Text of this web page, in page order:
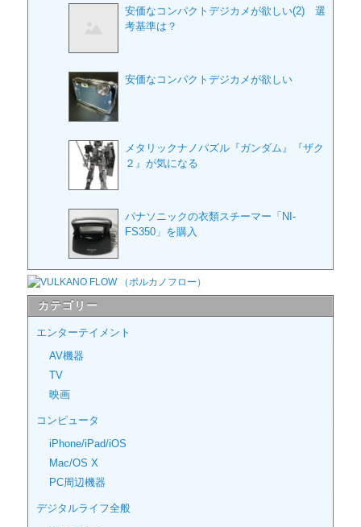
安価なコンパクトデジカメが欲しい(2) 選
考基準は？
安価なコンパクトデジカメが欲しい
メタリックナノパズル『ガンダム』『ザク
２』が気になる
パナソニックの衣類スチーマー「NI-
FS350」を購入
カテゴリー
エンターテイメント
AV機器
TV
映画
コンピュータ
iPhone/iPad/iOS
Mac/OS X
PC周辺機器
デジタルライフ全般